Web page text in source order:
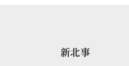
新北事